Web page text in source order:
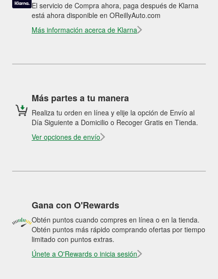
El servicio de Compra ahora, paga después de Klarna
está ahora disponible en OReillyAuto.com
Más información acerca de Klarna
Más partes a tu manera
Realiza tu orden en línea y elije la opción de Envío al
Día Siguiente a Domicilio o Recoger Gratis en Tienda.
Ver opciones de envío
Gana con O'Rewards
Obtén puntos cuando compres en línea o en la tienda.
Obtén puntos más rápido comprando ofertas por tiempo
limitado con puntos extras.
Únete a O'Rewards o inicia sesión